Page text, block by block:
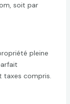
soit par
pleine
taxes compris.